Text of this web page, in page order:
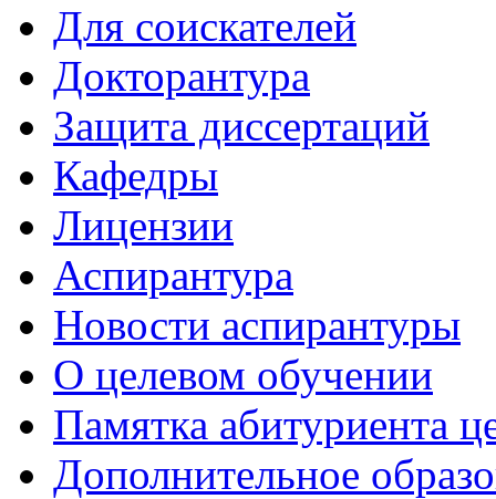
Для соискателей
Докторантура
Защита диссертаций
Кафедры
Лицензии
Аспирантура
Новости аспирантуры
О целевом обучении
Памятка абитуриента
Дополнительное